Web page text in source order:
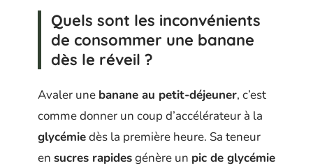
Quels sont les inconvénients
de consommer une banane
dès le réveil ?
Avaler une banane au petit-déjeuner, c’est
comme donner un coup d’accélérateur à la
glycémiedès la première heure. Sa teneur
en sucres rapidesgénère un pic de glycémie